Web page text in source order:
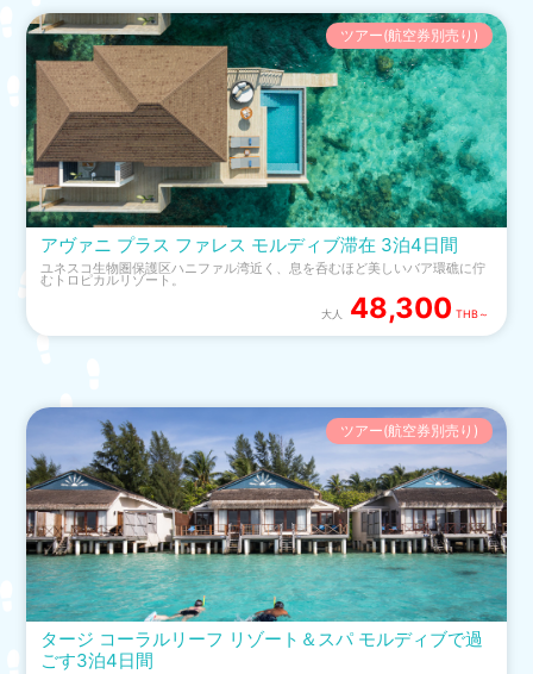
アヴァニ プラス ファレス モルディブ滞在 3泊4日間
ユネスコ生物圏保護区ハニファル湾近く、息を呑むほど美しいバア環礁に佇
むトロピカルリゾート。
ツアー(航空券別売り)
大人 48,300 THB～
タージ コーラルリーフ リゾート＆スパ モルディブで過
ごす3泊4日間
ツアー(航空券別売り)